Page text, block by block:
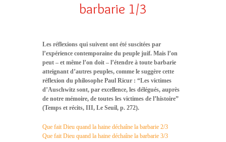
barbarie 1/3
Les réflexions qui suivent ont été suscitées par
l’expérience contemporaine du peuple juif. Mais l’on
peut – et même l’on doit – l’étendre à toute barbarie
atteignant d’autres peuples, comme le suggère cette
réflexion du philosophe Paul Ricur : “Les victimes
d’Auschwitz sont, par excellence, les délégués, auprès
de notre mémoire, de toutes les victimes de l’histoire”
(Temps et récits, III, Le Seuil, p. 272).
Que fait Dieu quand la haine déchaîne la barbarie 2/3
Que fait Dieu quand la haine déchaîne la barbarie 3/3